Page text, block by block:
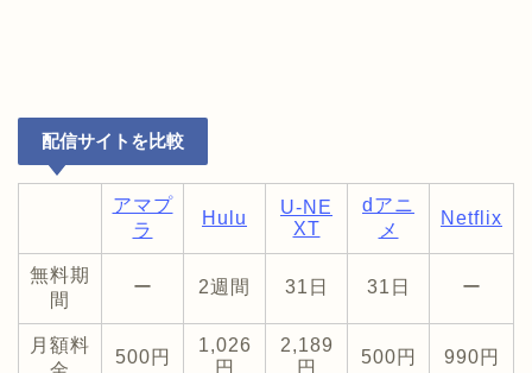
配信サイトを比較
アマプ
ラ
Hulu
U-NE
XT
dアニ
メ
Netflix
無料期
間
ー 2週間 31日 31日 ー
月額料
500円
1,026
円
2,189
円
500円 990円